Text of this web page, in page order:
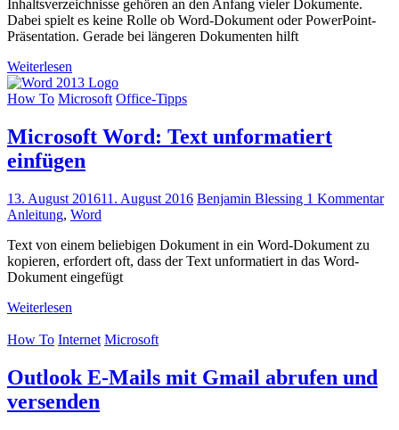
Inhaltsverzeichnisse gehören an den Anfang vieler Dokumente.
Dabei spielt es keine Rolle ob Word-Dokument oder PowerPoint-
Präsentation. Gerade bei längeren Dokumenten hilft
Weiterlesen
How To Microsoft Office-Tipps
Microsoft Word: Text unformatiert
einfügen
13. August 201611. August 2016 Benjamin Blessing 1 Kommentar
Anleitung, Word
Text von einem beliebigen Dokument in ein Word-Dokument zu
kopieren, erfordert oft, dass der Text unformatiert in das Word-
Dokument eingefügt
Weiterlesen
How To Internet Microsoft
Outlook E-Mails mit Gmail abrufen und
versenden